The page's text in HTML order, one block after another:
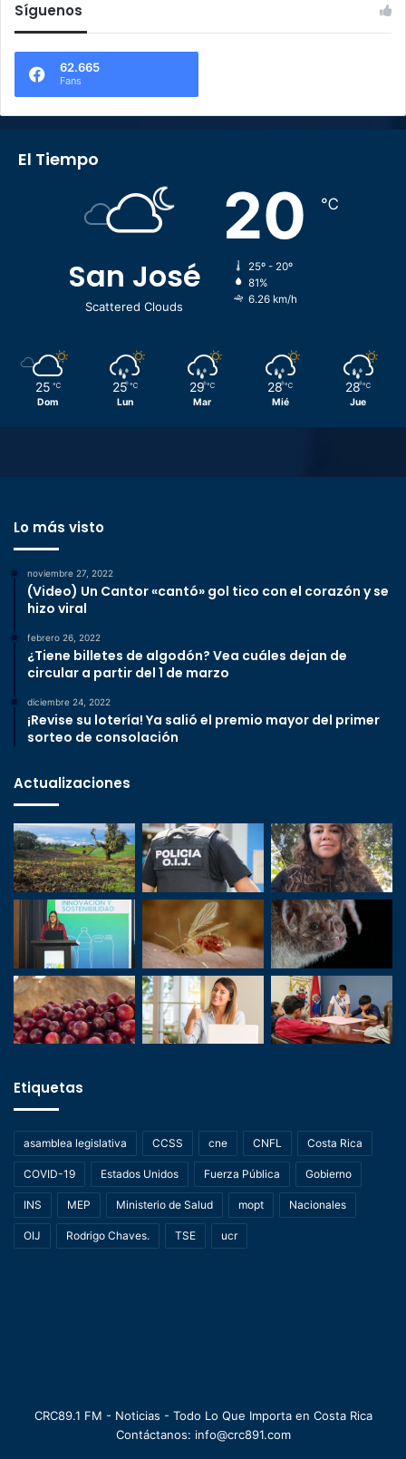
Síguenos
62.665
Fans
El Tiempo
San José
Scattered Clouds
20 ℃
25º - 20º
81%
6.26 km/h
25 ℃
Dom
25 ℃
Lun
29 ℃
Mar
28 ℃
Mié
28 ℃
Jue
Lo más visto
noviembre 27, 2022
(Video) Un Cantor «cantó» gol tico con el corazón y se
hizo viral
febrero 26, 2022
¿Tiene billetes de algodón? Vea cuáles dejan de
circular a partir del 1 de marzo
diciembre 24, 2022
¡Revise su lotería! Ya salió el premio mayor del primer
sorteo de consolación
Actualizaciones
Etiquetas
asamblea legislativa CCSS cne CNFL Costa Rica
COVID-19 Estados Unidos Fuerza Pública Gobierno
INS MEP Ministerio de Salud mopt Nacionales
OIJ Rodrigo Chaves. TSE ucr
CRC89.1 FM - Noticias - Todo Lo Que Importa en Costa Rica
Contáctanos: info@crc891.com